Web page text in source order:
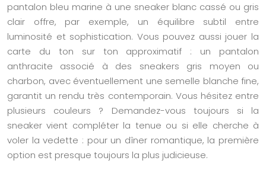
pantalon bleu marine à une sneaker blanc cassé ou gris
clair offre, par exemple, un équilibre subtil entre
luminosité et sophistication. Vous pouvez aussi jouer la
carte du ton sur ton approximatif : un pantalon
anthracite associé à des sneakers gris moyen ou
charbon, avec éventuellement une semelle blanche fine,
garantit un rendu très contemporain. Vous hésitez entre
plusieurs couleurs ? Demandez-vous toujours si la
sneaker vient compléter la tenue ou si elle cherche à
voler la vedette : pour un dîner romantique, la première
option est presque toujours la plus judicieuse.